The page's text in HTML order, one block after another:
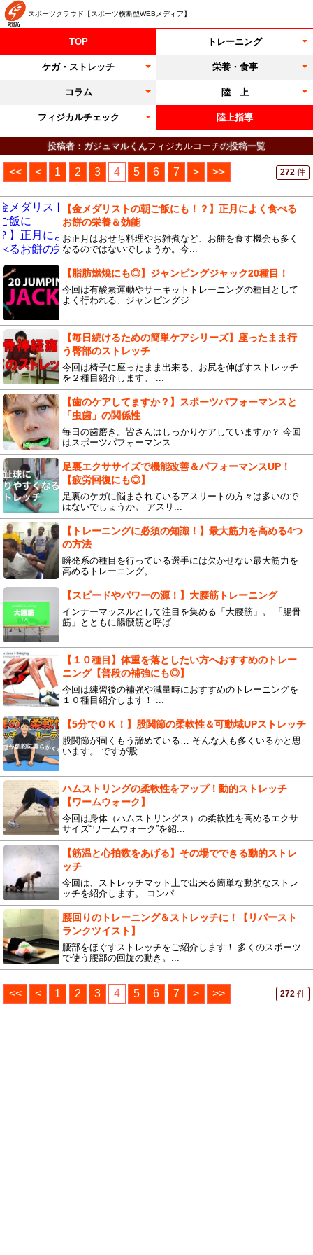
スポーツクラウド【スポーツ横断型WEBメディア】
TOP トレーニング
ケガ・ストレッチ 栄養・食事
コラム 陸 上
フィジカルチェック 陸上指導
投稿者：ガジュマルくんフィジカルコーチの投稿一覧
<< < 1 2 3 4 5 6 7 > >> 272 件
【金メダリストの朝ご飯にも！？】正月によく食べる
お餅の栄養＆効能
お正月はおせち料理やお雑煮など、お餅を食す機会も多く
なるのではないでしょうか。今...
【脂肪燃焼にも◎】ジャンピングジャック20種目！
今回は有酸素運動やサーキットトレーニングの種目として
よく行われる、ジャンピングジ...
【毎日続けるための簡単ケアシリーズ】座ったまま行
う臀部のストレッチ
今回は椅子に座ったまま出来る、お尻を伸ばすストレッチ
を２種目紹介します。 ...
【歯のケアしてますか？】スポーツパフォーマンスと
「虫歯」の関係性
毎日の歯磨き。皆さんはしっかりケアしていますか？ 今回
はスポーツパフォーマンス...
足裏エクササイズで機能改善＆パフォーマンスUP！
【疲労回復にも◎】
足裏のケガに悩まされているアスリートの方々は多いので
はないでしょうか。 アスリ...
【トレーニングに必須の知識！】最大筋力を高める4つ
の方法
瞬発系の種目を行っている選手には欠かせない最大筋力を
高めるトレーニング。 ...
【スピードやパワーの源！】大腰筋トレーニング
インナーマッスルとして注目を集める「大腰筋」。 「腸骨
筋」とともに腸腰筋と呼ば...
【１０種目】体重を落としたい方へおすすめのトレー
ニング【普段の補強にも◎】
今回は練習後の補強や減量時におすすめのトレーニングを
１０種目紹介します！ ...
【5分でＯＫ！】股関節の柔軟性＆可動域UPストレッチ
股関節が固くもう諦めている… そんな人も多くいるかと思
います。 ですが股...
ハムストリングの柔軟性をアップ！動的ストレッチ
【ワームウォーク】
今回は身体（ハムストリングス）の柔軟性を高めるエクサ
サイズ“ワームウォーク”を紹...
【筋温と心拍数をあげる】その場でできる動的ストレ
ッチ
今回は、ストレッチマット上で出来る簡単な動的なストレ
ッチを紹介します。 コンパ...
腰回りのトレーニング＆ストレッチに！【リバースト
ランクツイスト】
腰部をほぐすストレッチをご紹介します！ 多くのスポーツ
で使う腰部の回旋の動き。...
<< < 1 2 3 4 5 6 7 > >> 272 件